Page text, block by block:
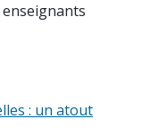
: un atout